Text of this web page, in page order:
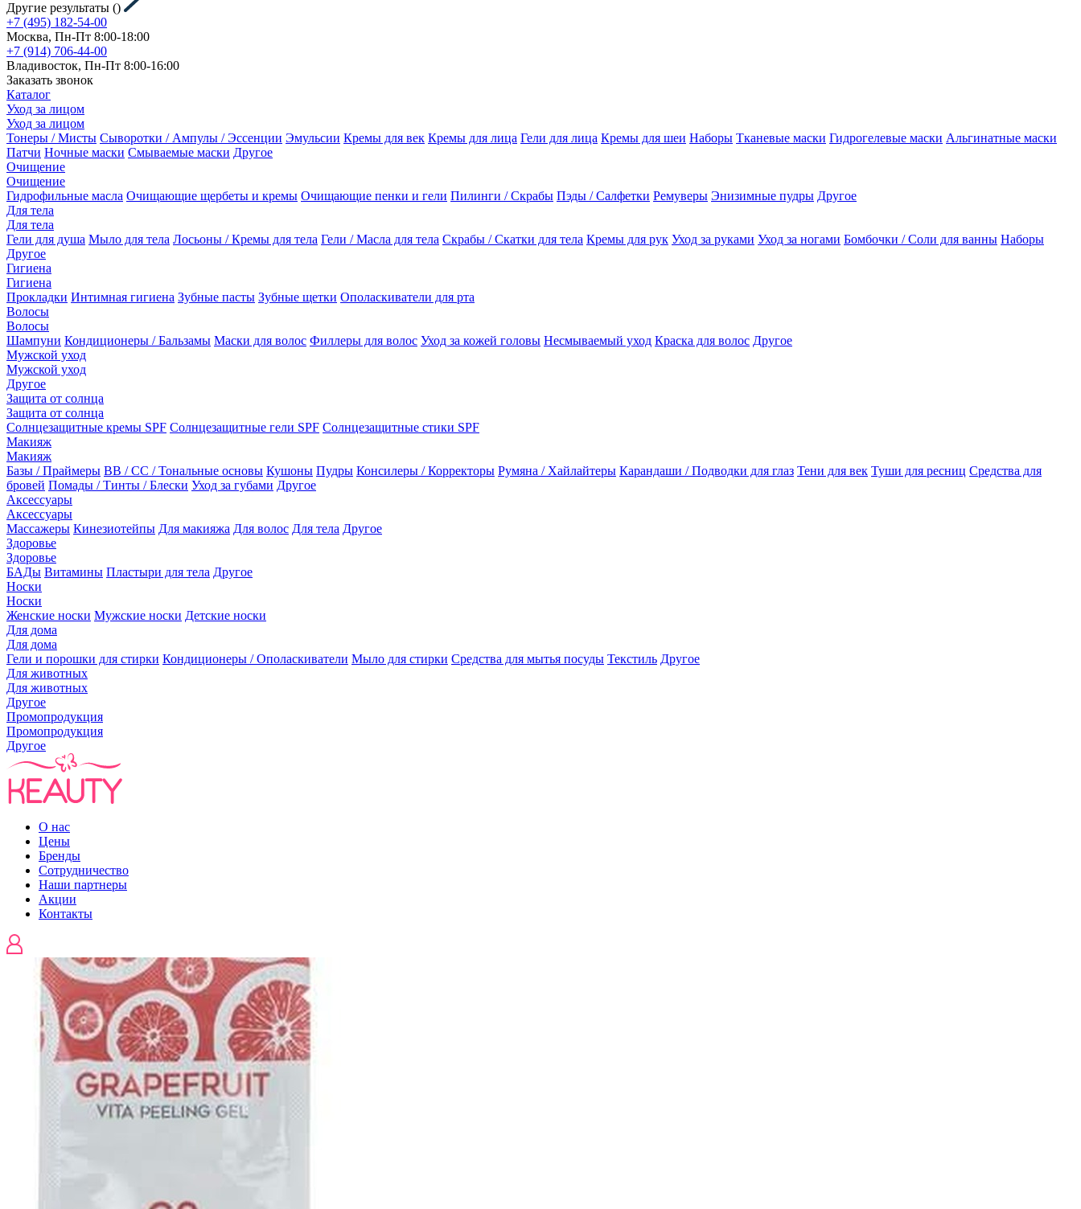
Другие результаты ()
+7 (495) 182-54-00
Москва, Пн-Пт 8:00-18:00
+7 (914) 706-44-00
Владивосток, Пн-Пт 8:00-16:00
Заказать звонок
Каталог
Уход за лицом
Уход за лицом
Тонеры / Мисты Сыворотки / Ампулы / Эссенции Эмульсии Кремы для век Кремы для лица Гели для лица Кремы для шеи Наборы Тканевые маски Гидрогелевые маски Альгинатные маски
Патчи Ночные маски Смываемые маски Другое
Очищение
Очищение
Гидрофильные масла Очищающие щербеты и кремы Очищающие пенки и гели Пилинги / Скрабы Пэды / Салфетки Ремуверы Энизимные пудры Другое
Для тела
Для тела
Гели для душа Мыло для тела Лосьоны / Кремы для тела Гели / Масла для тела Скрабы / Скатки для тела Кремы для рук Уход за руками Уход за ногами Бомбочки / Соли для ванны Наборы
Другое
Гигиена
Гигиена
Прокладки Интимная гигиена Зубные пасты Зубные щетки Ополаскиватели для рта
Волосы
Волосы
Шампуни Кондиционеры / Бальзамы Маски для волос Филлеры для волос Уход за кожей головы Несмываемый уход Краска для волос Другое
Мужской уход
Мужской уход
Другое
Защита от солнца
Защита от солнца
Солнцезащитные кремы SPF Солнцезащитные гели SPF Солнцезащитные стики SPF
Макияж
Макияж
Базы / Праймеры BB / CC / Тональные основы Кушоны Пудры Консилеры / Корректоры Румяна / Хайлайтеры Карандаши / Подводки для глаз Тени для век Туши для ресниц Средства для
бровей Помады / Тинты / Блески Уход за губами Другое
Аксессуары
Аксессуары
Массажеры Кинезиотейпы Для макияжа Для волос Для тела Другое
Здоровье
Здоровье
БАДы Витамины Пластыри для тела Другое
Носки
Носки
Женские носки Мужские носки Детские носки
Для дома
Для дома
Гели и порошки для стирки Кондиционеры / Ополаскиватели Мыло для стирки Средства для мытья посуды Текстиль Другое
Для животных
Для животных
Другое
Промопродукция
Промопродукция
Другое
О нас
Цены
Бренды
Сотрудничество
Наши партнеры
Акции
Контакты